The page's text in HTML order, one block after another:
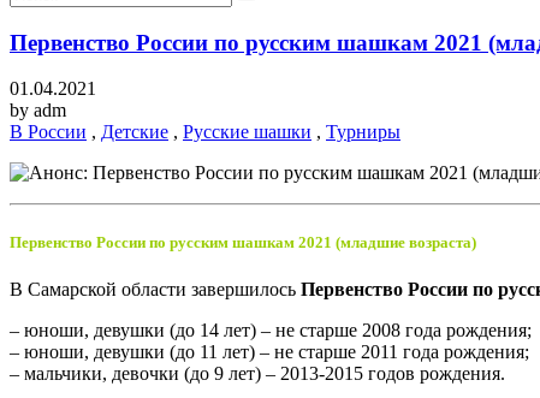
Первенство России по русским шашкам 2021
01.04.2021
by adm
В России , Детские , Русские шашки , Турниры
Первенство России по русским шашкам 2021 (младшие возраста)
В Самарской области завершилось Первенство России по
– юноши, девушки (до 14 лет) – не старше 2008 года рождения;
– юноши, девушки (до 11 лет) – не старше 2011 года рождения;
– мальчики, девочки (до 9 лет) – 2013-2015 годов рождения.